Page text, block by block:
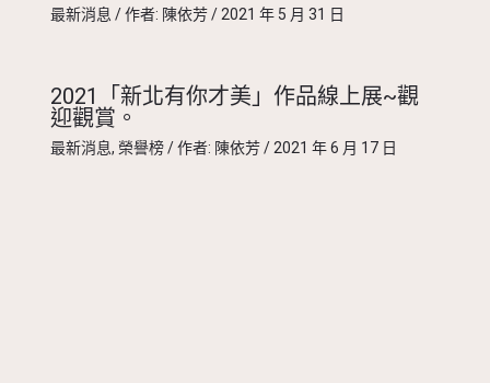
最新消息 / 作者: 陳依芳/2021 年 5 月 31 日
2021「新北有你才美」作品線上展~觀
迎觀賞。
最新消息, 榮譽榜/ 作者: 陳依芳/2021 年 6 月 17 日